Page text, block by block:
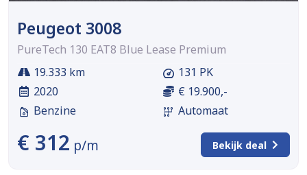
Peugeot 3008
PureTech 130 EAT8 Blue Lease Premium
19.333 km
2020
Benzine
131 PK
€ 19.900,-
Automaat
€ 312 p/m Bekijk deal